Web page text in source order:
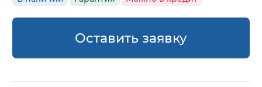
Оставить заявку